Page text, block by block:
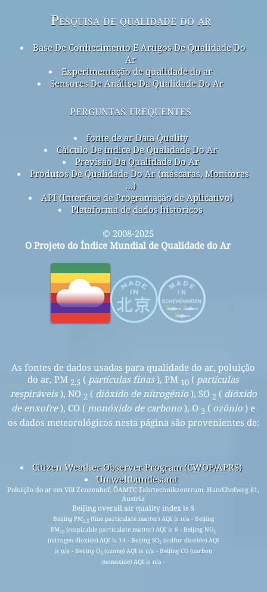
Pesquisa de qualidade do ar
Base De Conhecimento E Artigos De Qualidade Do
Ar
Experimentação de qualidade do ar
Sensores De Análise Da Qualidade Do Ar
perguntas frequentes
fonte de ar Data Quality
Cálculo De índice De Qualidade Do Ar
Previsão Da Qualidade Do Ar
Produtos De Qualidade Do Ar (máscaras, Monitores
...)
API (Interface de Programação de Aplicativo)
Plataforma de dados históricos
© 2008-2025
O Projeto do Índice Mundial de Qualidade do Ar
As fontes de dados usadas para qualidade do ar, poluição
do ar, PM 2,5 ( partículas finas), PM 10 ( partículas
respiráveis), NO 2 ( dióxido de nitrogênio ), SO 2 ( dióxido
de enxofre), CO (monóxido de carbono ), O 3 ( ozônio ) e
os dados meteorológicos nesta página são provenientes de:
Citizen Weather Observer Program (CWOP/APRS)
Umweltbundesamt
Poluição do ar em Vill Zenzenhof, ÖAMTC Fahrtechnikzentrum, Handlhofweg 81,
Áustria
Beijing overall air quality index is 8
Beijing PM2.5(fine particulate matter) AQI is n/a - Beijing
PM10 (respirable particulate matter) AQI is 8 - Beijing NO2
(nitrogen dioxide) AQI is 14 - Beijing SO2(sulfur dioxide) AQI
is n/a - Beijing O3 (ozone) AQI is n/a - Beijing CO (carbon
monoxide) AQI is n/a -